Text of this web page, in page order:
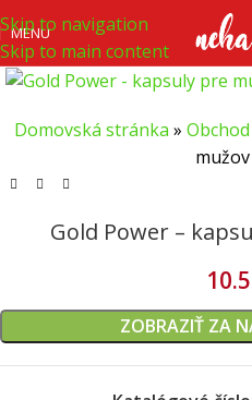
Skip to navigation
Skip to main content
MENU
Domovská stránka » Obchod
Gold Power –
ZOBRAZIŤ ZA